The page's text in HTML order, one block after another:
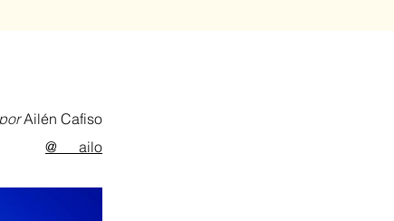
por Ailén Cafiso
@___ailo